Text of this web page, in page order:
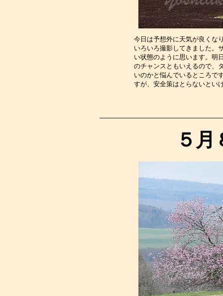
今日は予想外に天気が良くな
いろいろ撮影してきました。
い状態のように思います。明
のチャンスともいえるので、
いのかと悩んでいるところで
すが、安全策はと
５月